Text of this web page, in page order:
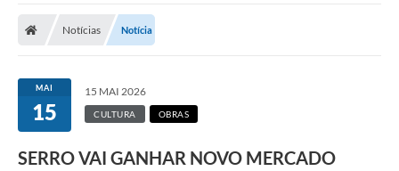
Transparência Pública
Processo Seletivo/Concurso Público
Taxas de Inscrição/Guia de Arrecadação / Tributos
Online
Plano Diretor Participativo de Serro/MG
Notícias Notícia
MAI
15
15 MAI 2026
CULTURA OBRAS
SERRO VAI GANHAR NOVO MERCADO